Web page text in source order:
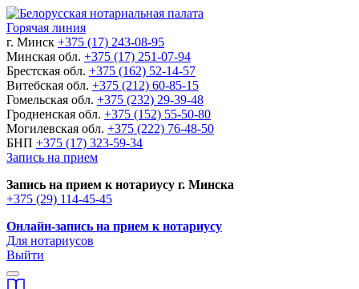
Горячая линия
г. Минск +375 (17) 243-08-95
Минская обл. +375 (17) 251-07-94
Брестская обл. +375 (162) 52-14-57
Витебская обл. +375 (212) 60-85-15
Гомельская обл. +375 (232) 29-39-48
Гродненская обл. +375 (152) 55-50-80
Могилевская обл. +375 (222) 76-48-50
БНП +375 (17) 323-59-34
Запись на прием
Запись на прием к нотариусу г. Минска
+375 (29) 114-45-45
Онлайн-запись на прием к нотариусу
Для нотариусов
Выйти